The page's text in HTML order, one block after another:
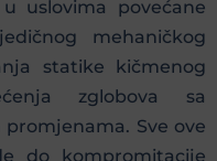
uslovima povećane
mehaničkog
statike kičmenog
zglobova sa
Sve ove
do kompromitacije